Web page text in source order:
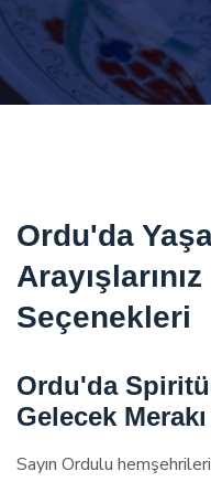
Ordu'da
Seçenekleri
Ordu'da
Gelecek Merakı
Sayın Ordulu